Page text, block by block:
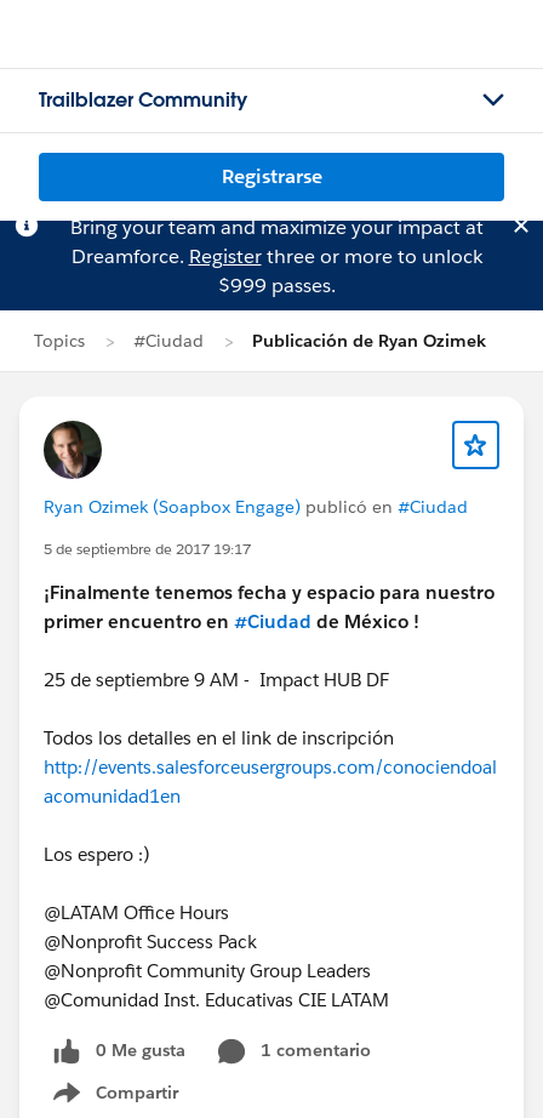
Trailblazer Community
Registrarse
Bring your team and maximize your impact at
Dreamforce. Registerthree or more to unlock
$999 passes.
Topics #Ciudad Publicación de Ryan Ozimek
Ryan Ozimek (Soapbox Engage) publicó en #Ciudad
5 de septiembre de 2017 19:17
¡Finalmente tenemos fecha y espacio para nuestro
primer encuentro en #Ciudad de México !
25 de septiembre 9 AM - Impact HUB DF
Todos los detalles en el link de inscripción
http://events.salesforceusergroups.com/conociendoal
acomunidad1en
Los espero :)
@LATAM Office Hours
@Nonprofit Success Pack
@Nonprofit Community Group Leaders
@Comunidad Inst. Educativas CIE LATAM
0 Me gusta
1 comentario
Compartir
Show menu